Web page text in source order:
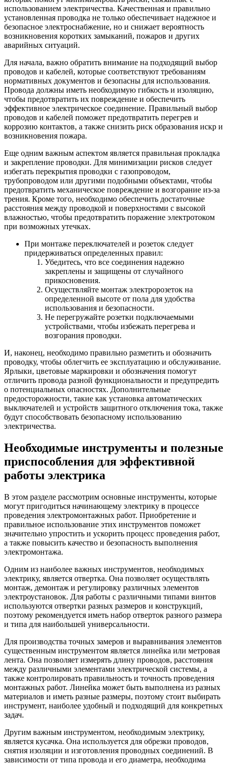
использованием электричества. Качественная и правильно
установленная проводка не только обеспечивает надежное и
безопасное электроснабжение, но и снижает вероятность
возникновения коротких замыканий, пожаров и других
аварийных ситуаций.
Для начала, важно обратить внимание на подходящий выбор
проводов и кабелей, которые соответствуют требованиям
нормативных документов и безопасны для использования.
Провода должны иметь необходимую гибкость и изоляцию,
чтобы предотвратить их повреждение и обеспечить
эффективное электрическое соединение. Правильный выбор
проводов и кабелей поможет предотвратить перегрев и
коррозию контактов, а также снизить риск образования искр и
возникновения пожара.
Еще одним важным аспектом является правильная прокладка
и закрепление проводки. Для минимизации рисков следует
избегать перекрытия проводки с газопроводом,
трубопроводом или другими подобными объектами, чтобы
предотвратить механическое повреждение и возгорание из-за
трения. Кроме того, необходимо обеспечить достаточные
расстояния между проводкой и поверхностями с высокой
влажностью, чтобы предотвратить поражение электротоком
при возможных утечках.
При монтаже переключателей и розеток следует
придерживаться определенных правил:
Убедитесь, что все соединения надежно
закреплены и защищены от случайного
прикосновения.
Осуществляйте монтаж электророзеток на
определенной высоте от пола для удобства
использования и безопасности.
Не перегружайте розетки подключаемыми
устройствами, чтобы избежать перегрева и
возгорания проводки.
И, наконец, необходимо правильно разметить и обозначить
проводку, чтобы облегчить ее эксплуатацию и обслуживание.
Ярлыки, цветовые маркировки и обозначения помогут
отличить провода разной функциональности и предупредить
о потенциальных опасностях. Дополнительные
предосторожности, такие как установка автоматических
выключателей и устройств защитного отключения тока, также
будут способствовать безопасному использованию
электричества.
Необходимые инструменты и полезные
приспособления для эффективной
работы электрика
В этом разделе рассмотрим основные инструменты, которые
могут пригодиться начинающему электрику в процессе
проведения электромонтажных работ. Приобретение и
правильное использование этих инструментов поможет
значительно упростить и ускорить процесс проведения работ,
а также повысить качество и безопасность выполнения
электромонтажа.
Одним из наиболее важных инструментов, необходимых
электрику, является отвертка. Она позволяет осуществлять
монтаж, демонтаж и регулировку различных элементов
электроустановок. Для работы с различными типами винтов
используются отвертки разных размеров и конструкций,
поэтому рекомендуется иметь набор отверток разного размера
и типа для наибольшей универсальности.
Для производства точных замеров и выравнивания элементов
существенным инструментом является линейка или метровая
лента. Она позволяет измерять длину проводов, расстояния
между различными элементами электрической системы, а
также контролировать правильность и точность проведения
монтажных работ. Линейка может быть выполнена из разных
материалов и иметь разные размеры, поэтому стоит выбирать
инструмент, наиболее удобный и подходящий для конкретных
задач.
Другим важным инструментом, необходимым электрику,
является кусачка. Она используется для обрезки проводов,
снятия изоляции и изготовления проводных соединений. В
зависимости от типа провода и его диаметра, необходима